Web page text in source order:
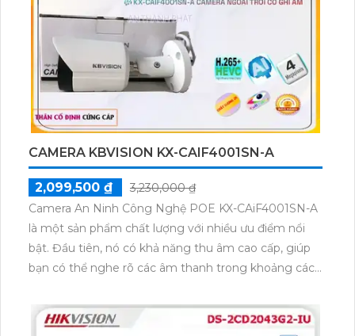
CMOS, camera cung cấp màu sắc trung thực và chất
lượng mở rộng. Với công nghệ IP, camera này có thể
truyền dữ liệu qua mạng và giúp bạn xem và quản lý
hình ảnh từ xa thông qua smartphone hoặc máy
tính. Camera an ninh IP KX-CAi4205MN2 là lựa chọn
tối ưu để đảm bảo an ninh và giám sát chất lượng.
CAMERA KBVISION KX-CAIF4001SN-A
2,099,500 ₫
3,230,000 ₫
Camera An Ninh Công Nghệ POE KX-CAiF4001SN-A
là một sản phẩm chất lượng với nhiều ưu điểm nổi
bật. Đầu tiên, nó có khả năng thu âm cao cấp, giúp
bạn có thể nghe rõ các âm thanh trong khoảng cách
qua điện thoại nhanh chóng, giúp bạn dễ dàng kiểm
soát mọi thứ từ xa.Camera này cũng được trang bị